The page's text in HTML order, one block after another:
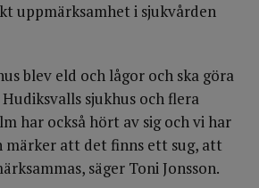
uppmärksamhet i sjukvården
blev eld och lågor och ska göra
sjukhus och flera
har också hört av sig och vi har
märker att det finns ett sug, att
säger Toni Jonsson.